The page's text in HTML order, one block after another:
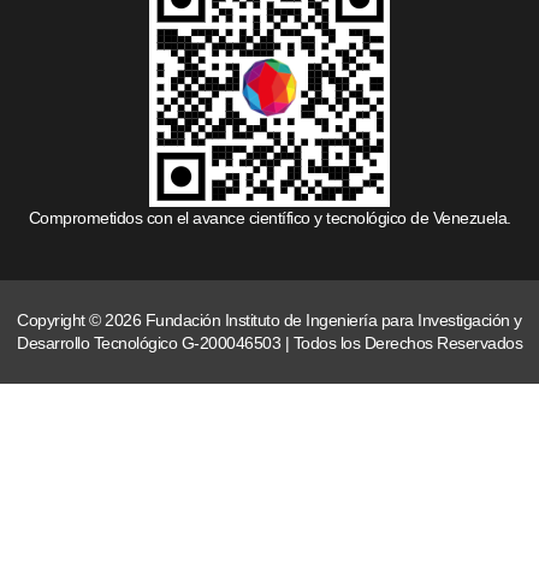
Comprometidos con el avance científico y tecnológico de Venezuela.
Copyright © 2026 Fundación Instituto de Ingeniería para Investigación y
Desarrollo Tecnológico G-200046503 | Todos los Derechos Reservados